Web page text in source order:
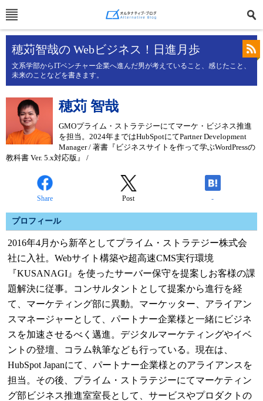
穂苅智哉の Webビジネス！日進月歩
文系学部からITベンチャー企業へ進んだ男が考えていること、感じたこと、
未来のことなどを書きます。
穂苅 智哉
GMOプライム・ストラテジーにてマーケ・ビジネス推進
を担当。2024年まではHubSpotにてPartner Development
Manager / 著書『ビジネスサイトを作って学ぶWordPressの
教科書 Ver. 5.x対応版』 /
Share Post -
プロフィール
2016年4月から新卒としてプライム・ストラテジー株式会
社に入社。Webサイト構築や超高速CMS実行環境
『KUSANAGI』を使ったサーバー保守を提案しお客様の課
題解決に従事。コンサルタントとして提案から進行を経
て、マーケティング部に異動。マーケッター、アライアン
スマネージャーとして、パートナー企業様と一緒にビジネ
スを加速させるべく邁進。デジタルマーケティングやイベ
ントの登壇、コラム執筆なども行っている。現在は、
HubSpot Japanにて、パートナー企業様とのアライアンスを
担当。その後、プライム・ストラテジーにてマーケティン
グ部ビジネス推進室室長として、サービスやプロダクトの